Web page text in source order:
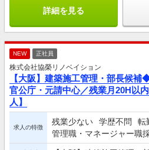
詳細を見る
NEW 正社員
株式会社協榮リノベイション
【大阪】建築施工管理・部長候
官公庁・元請中心／残業月20H以
人】
求人の特徴
残業少ない 学歴不問
転
管理職・マネージャー職